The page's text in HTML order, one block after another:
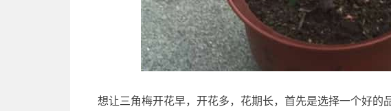
想让三角梅开花早，开花多，花期长，首先是选择一个好的